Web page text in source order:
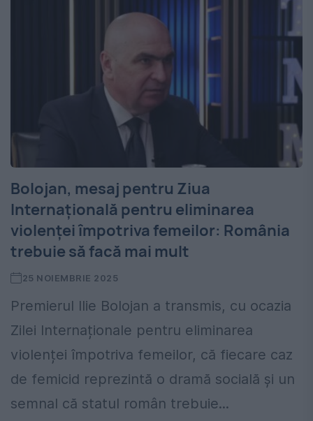
Bolojan, mesaj pentru Ziua
Internaţională pentru eliminarea
violenţei împotriva femeilor: România
trebuie să facă mai mult
25 NOIEMBRIE 2025
Premierul Ilie Bolojan a transmis, cu ocazia
Zilei Internaționale pentru eliminarea
violenței împotriva femeilor, că fiecare caz
de femicid reprezintă o dramă socială și un
semnal că statul român trebuie...